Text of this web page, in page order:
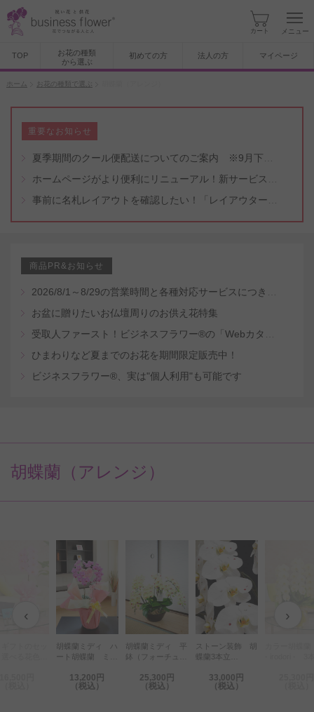
カート メニュー
TOP
お花の種類
から選ぶ
初めての方 法人の方 マイページ
ホーム お花の種類で選ぶ
重要なお知らせ
商品PR&お知らせ
お盆に贈りたいお仏壇周りのお供え花特集
ひまわりなど夏までのお花を期間限定販売中！
ビジネスフラワー®、実は"個人利用"も可能です
胡蝶蘭（アレンジ）
‹ ›
胡蝶蘭ミディ ハ
ート胡蝶蘭 ミデ
13,200円
（税込）
胡蝶蘭ミディ 平
鉢（フォーチュン
25,300円
（税込）
ストーン装飾 胡
蝶蘭3本立
コース33,000円
（税込）